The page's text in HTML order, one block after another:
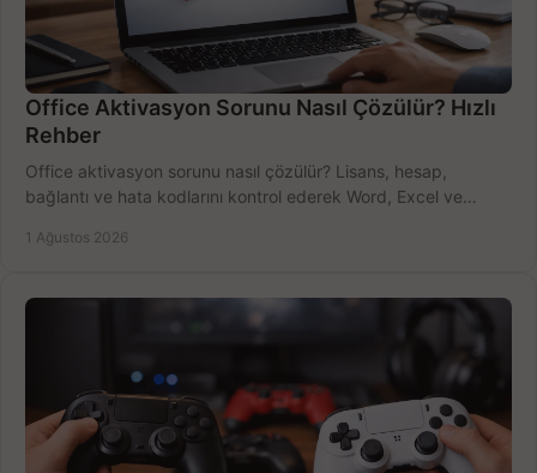
Office Aktivasyon Sorunu Nasıl Çözülür? Hızlı
Rehber
Office aktivasyon sorunu nasıl çözülür? Lisans, hesap,
bağlantı ve hata kodlarını kontrol ederek Word, Excel ve
1 Ağustos 2026